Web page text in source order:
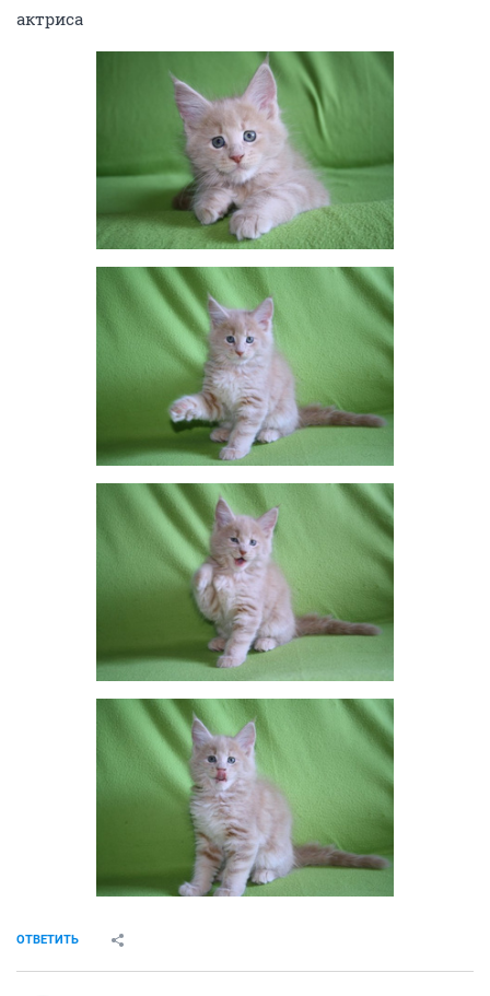
актриса
ОТВЕТИТЬ